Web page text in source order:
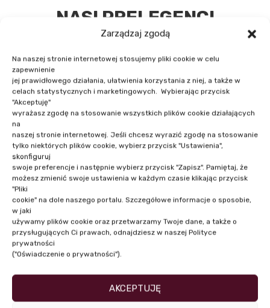
Zarządzaj zgodą
Na naszej stronie internetowej stosujemy pliki cookie w celu
zapewnienie
jej prawidłowego działania, ułatwienia korzystania z niej, a także w
celach statystycznych i marketingowych. Wybierając przycisk
"Akceptuję"
wyrażasz zgodę na stosowanie wszystkich plików cookie działających
na
naszej stronie internetowej. Jeśli chcesz wyrazić zgodę na stosowanie
tylko niektórych plików cookie, wybierz przycisk "Ustawienia",
skonfiguruj
swoje preferencje i następnie wybierz przycisk "Zapisz". Pamiętaj, że
możesz zmienić swoje ustawienia w każdym czasie klikając przycisk
"Pliki
cookie" na dole naszego portalu. Szczegółowe informacje o sposobie,
w jaki
używamy plików cookie oraz przetwarzamy Twoje dane, a także o
przysługujących Ci prawach, odnajdziesz w naszej Polityce
prywatności
("Oświadczenie o prywatności").
AKCEPTUJĘ
NASI PRELEGENCI
Dr Konrad Stolarski